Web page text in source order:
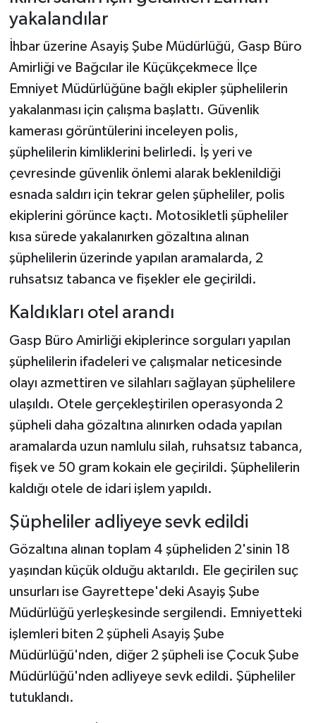
yakalandılar
İhbar üzerine Asayiş Şube Müdürlüğü, Gasp Büro
Amirliği ve Bağcılar ile Küçükçekmece İlçe
Emniyet Müdürlüğüne bağlı ekipler şüphelilerin
yakalanması için çalışma başlattı. Güvenlik
kamerası görüntülerini inceleyen polis,
şüphelilerin kimliklerini belirledi. İş yeri ve
çevresinde güvenlik önlemi alarak beklenildiği
esnada saldırı için tekrar gelen şüpheliler, polis
ekiplerini görünce kaçtı. Motosikletli şüpheliler
kısa sürede yakalanırken gözaltına alınan
şüphelilerin üzerinde yapılan aramalarda, 2
ruhsatsız tabanca ve fişekler ele geçirildi.
Kaldıkları otel arandı
Gasp Büro Amirliği ekiplerince sorguları yapılan
şüphelilerin ifadeleri ve çalışmalar neticesinde
olayı azmettiren ve silahları sağlayan şüphelilere
ulaşıldı. Otele gerçekleştirilen operasyonda 2
şüpheli daha gözaltına alınırken odada yapılan
aramalarda uzun namlulu silah, ruhsatsız tabanca,
fişek ve 50 gram kokain ele geçirildi. Şüphelilerin
kaldığı otele de idari işlem yapıldı.
Şüpheliler adliyeye sevk edildi
Gözaltına alınan toplam 4 şüpheliden 2'sinin 18
yaşından küçük olduğu aktarıldı. Ele geçirilen suç
unsurları ise Gayrettepe'deki Asayiş Şube
Müdürlüğü yerleşkesinde sergilendi. Emniyetteki
işlemleri biten 2 şüpheli Asayiş Şube
Müdürlüğü'nden, diğer 2 şüpheli ise Çocuk Şube
Müdürlüğü'nden adliyeye sevk edildi. Şüpheliler
tutuklandı.